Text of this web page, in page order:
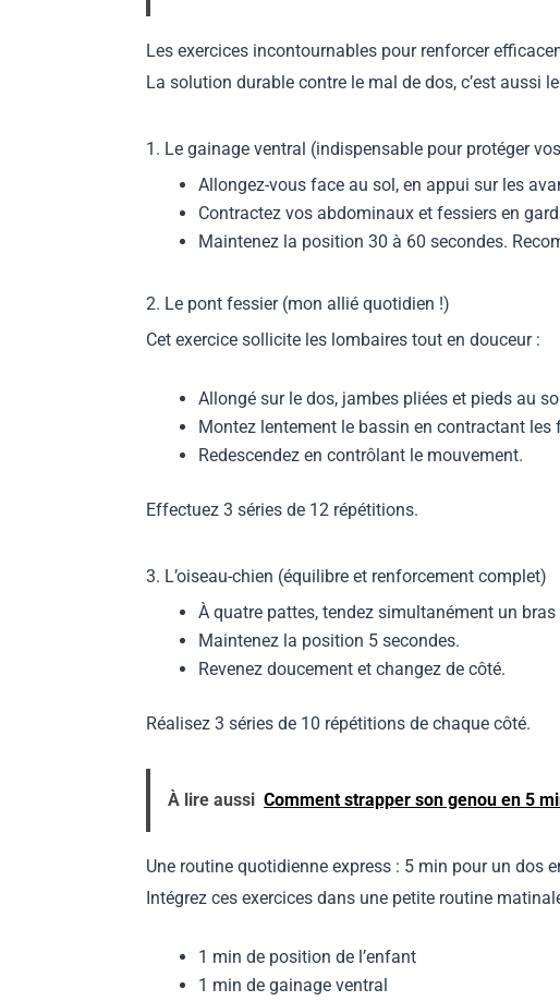
Les exercices incontournables pour renforcer
La solution durable contre le mal de dos, c’est aussi
1. Le gainage ventral (indispensable pour protéger
Allongez-vous face au sol, en appui sur les
Contractez vos abdominaux et fessiers en
Maintenez la position 30 à 60 secondes.
2. Le pont fessier (mon allié quotidien !)
Cet exercice sollicite les lombaires tout en douceur :
Allongé sur le dos, jambes pliées et pieds au
Montez lentement le bassin en contractant les
Redescendez en contrôlant le mouvement.
Effectuez 3 séries de 12 répétitions.
3. L’oiseau-chien (équilibre et renforcement complet)
À quatre pattes, tendez simultanément un bras
Maintenez la position 5 secondes.
Revenez doucement et changez de côté.
Réalisez 3 séries de 10 répétitions de chaque côté.
À lire aussi Comment strapper son genou en 5
Une routine quotidienne express : 5 min pour un dos
Intégrez ces exercices dans une petite routine
1 min de position de l’enfant
1 min de gainage ventral